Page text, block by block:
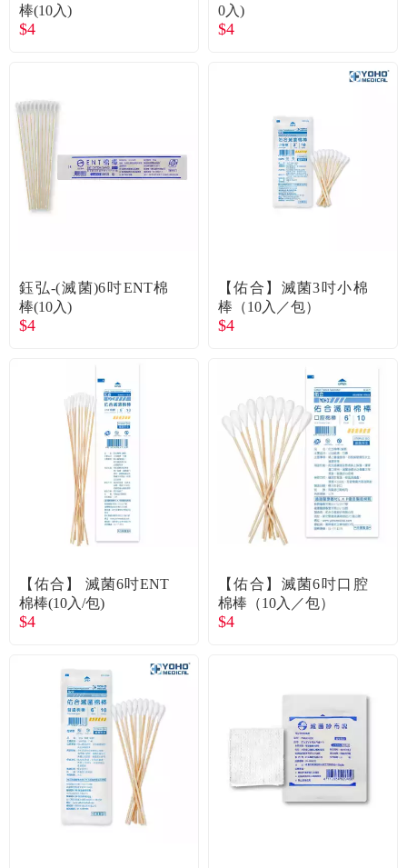
棒(10入)
$4
0入)
$4
鈺弘-(滅菌)6吋ENT棉
棒(10入)
$4
【佑合】滅菌3吋小棉
棒（10入／包）
$4
【佑合】 滅菌6吋ENT
棉棒(10入/包)
$4
【佑合】滅菌6吋口腔
棉棒（10入／包）
$4